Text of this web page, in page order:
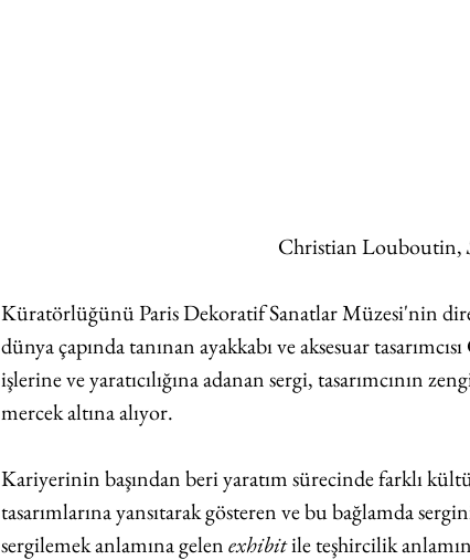
Christian Louboutin,
Küratörlüğünü Paris Dekoratif Sanatlar Müzesi'nin
dünya çapında tanınan ayakkabı ve aksesuar
işlerine ve yaratıcılığına adanan sergi, tasarımcının
mercek altına alıyor.
Kariyerinin başından beri yaratım sürecinde farklı
tasarımlarına yansıtarak gösteren ve bu bağlamda
sergilemek anlamına gelen exhibit ile teşhircilik